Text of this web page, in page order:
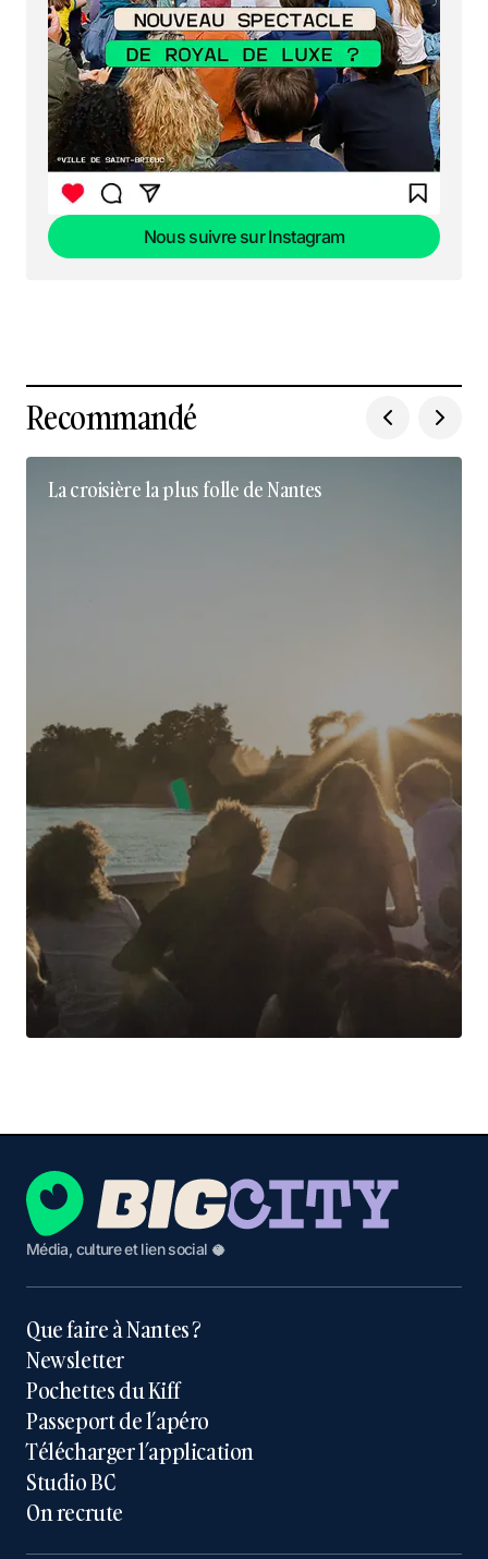
Nous suivre sur Instagram
Recommandé
La croisière la plus folle de Nantes
Média, culture et lien social 🥥
Que faire à Nantes ?
Newsletter
Pochettes du Kiff
Passeport de l’apéro
Télécharger l’application
Studio BC
On recrute